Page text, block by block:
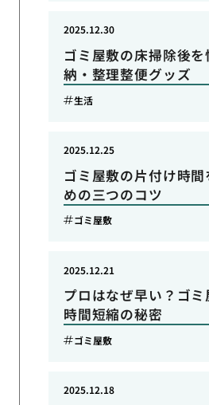
ゴミ屋敷の床掃除後
納・整理整便グッズ
2025.12.30
生活
ゴミ屋敷の片付け時
めの三つのコツ
2025.12.25
ゴミ屋敷
プロはなぜ早い？ゴ
時間短縮の秘密
2025.12.21
ゴミ屋敷
2025.12.18